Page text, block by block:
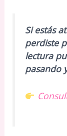
Si estás
perdiste
lectura
pasando